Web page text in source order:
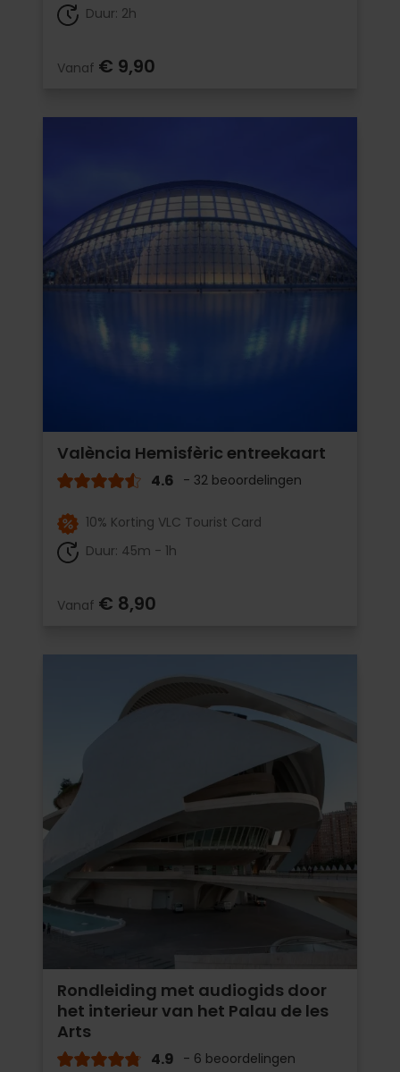
Duur: 2h
Vanaf € 9,90
València Hemisfèric entreekaart
4.6 - 32 beoordelingen
10% Korting VLC Tourist Card
Duur: 45m - 1h
Vanaf € 8,90
Rondleiding met audiogids door
het interieur van het Palau de les
Arts
4.9 - 6 beoordelingen